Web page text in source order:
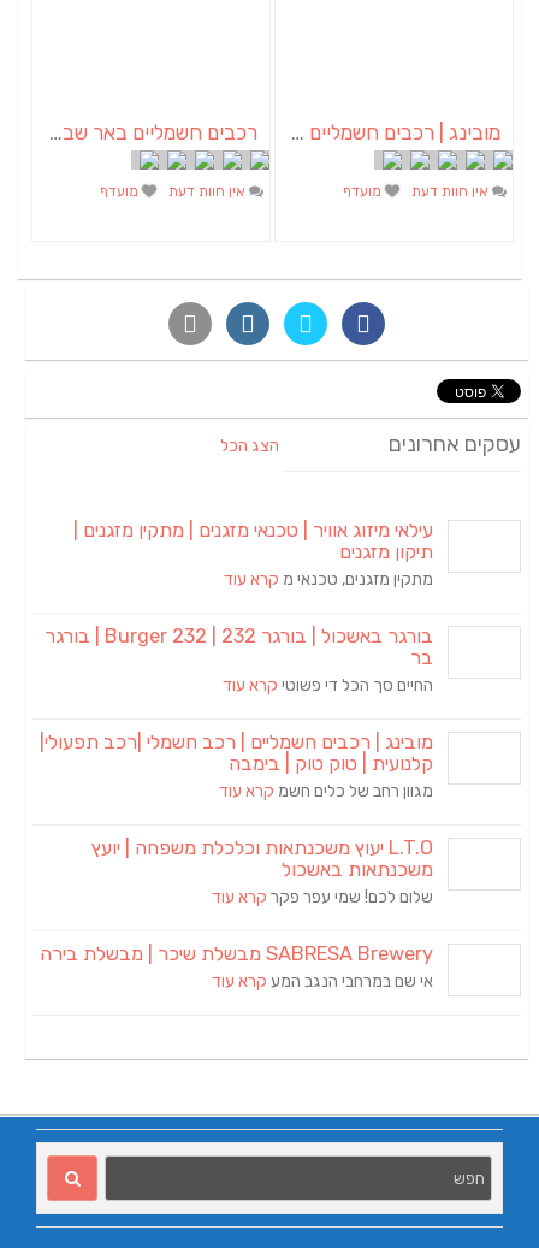
מובינג | רכבים חשמליים | רכב חשמלי |רכב תפעולי| קלנועית | טוק טוק | בימבה
אין חוות דעת מועדף
רכבים חשמליים באר שבע | קלנועית, גולף קאר, רכבי עבודה, קטנוע חשמלי
אין חוות דעת מועדף
עסקים אחרונים הצג הכל
עילאי מיזוג אוויר | טכנאי מזגנים | מתקין מזגנים |
תיקון מזגנים
מתקין מזגנים, טכנאי מ קרא עוד
בורגר באשכול | בורגר 232 | Burger 232 | בורגר
בר
החיים סך הכל די פשוטי קרא עוד
מובינג | רכבים חשמליים | רכב חשמלי |רכב תפעולי|
קלנועית | טוק טוק | בימבה
מגוון רחב של כלים חשמ קרא עוד
L.T.O יעוץ משכנתאות וכלכלת משפחה | יועץ
משכנתאות באשכול
שלום לכם! שמי עפר פקר קרא עוד
SABRESA Brewery מבשלת שיכר | מבשלת בירה
אי שם במרחבי הנגב המע קרא עוד